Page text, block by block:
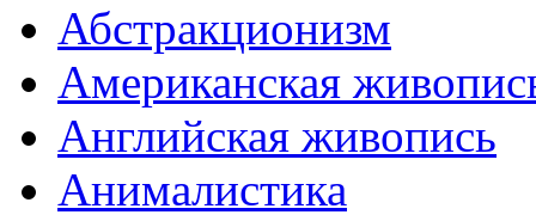
Абстракционизм
Американская
Английская живопись
Анималистика